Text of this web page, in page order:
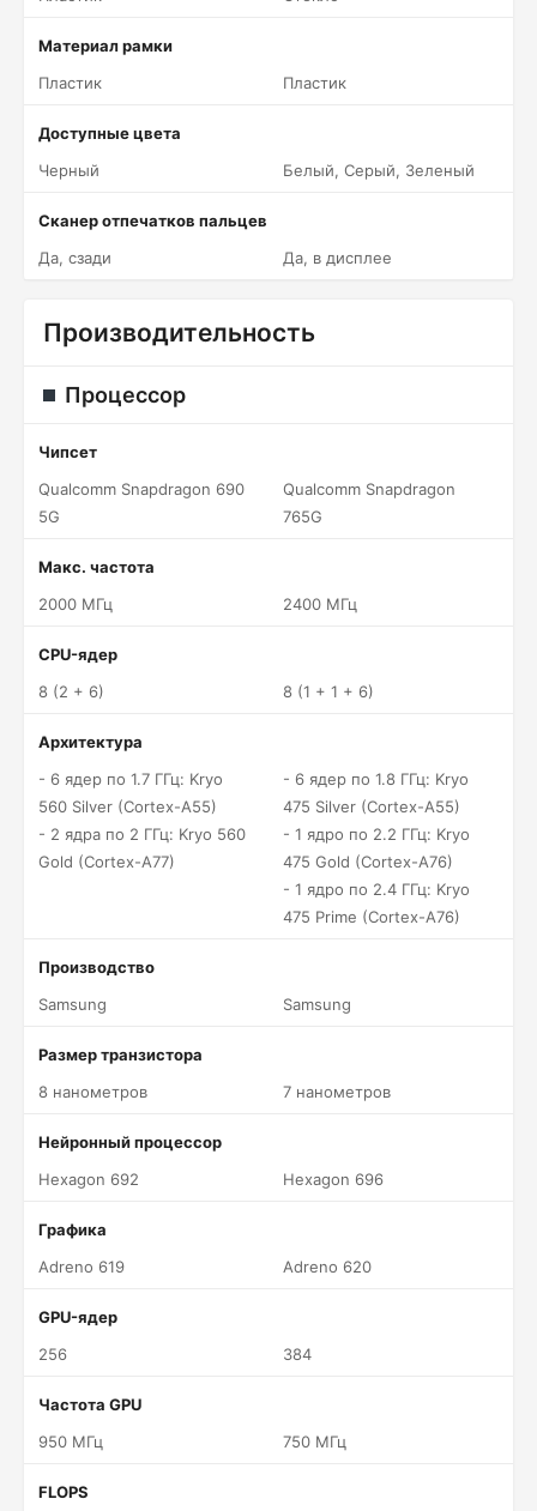
Материал рамки
Пластик
Пластик
Доступные цвета
Черный
Белый, Серый, Зеленый
Сканер отпечатков пальцев
Да, сзади
Да, в дисплее
Производительность
Процессор
Чипсет
Qualcomm Snapdragon 690
5G
Qualcomm Snapdragon
765G
Макс. частота
2000 МГц
2400 МГц
CPU-ядер
8 (2 + 6)
8 (1 + 1 + 6)
Архитектура
- 6 ядер по 1.7 ГГц: Kryo
560 Silver (Cortex-A55)
- 2 ядра по 2 ГГц: Kryo 560
Gold (Cortex-A77)
- 6 ядер по 1.8 ГГц: Kryo
475 Silver (Cortex-A55)
- 1 ядро по 2.2 ГГц: Kryo
475 Gold (Cortex-A76)
- 1 ядро по 2.4 ГГц: Kryo
475 Prime (Cortex-A76)
Производство
Samsung
Samsung
Размер транзистора
8 нанометров
7 нанометров
Нейронный процессор
Hexagon 692
Hexagon 696
Графика
Adreno 619
Adreno 620
GPU-ядер
256
384
Частота GPU
950 МГц
750 МГц
FLOPS